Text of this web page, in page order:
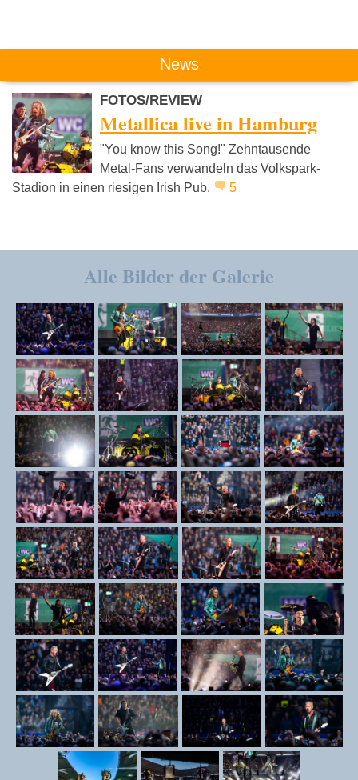
News
FOTOS/REVIEW
Metallica live in Hamburg
"You know this Song!" Zehntausende
Metal-Fans verwandeln das Volkspark-
Stadion in einen riesigen Irish Pub.
5
Alle Bilder der Galerie